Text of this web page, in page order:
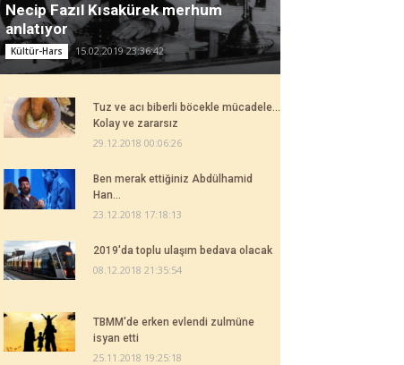
Necip Fazıl Kısakürek merhum
anlatıyor
Kültür-Hars 15.02.2019 23:36:42
Tuz ve acı biberli böcekle mücadele...
Kolay ve zararsız
29.12.2018 00:06:26
Ben merak ettiğiniz Abdülhamid
Han...
23.12.2018 17:18:13
2019'da toplu ulaşım bedava olacak
08.12.2018 21:35:54
TBMM'de erken evlendi zulmüne
isyan etti
25.11.2018 19:25:18